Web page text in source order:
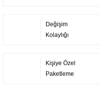
Değişim
Kolaylığı
Kişiye Özel
Paketleme